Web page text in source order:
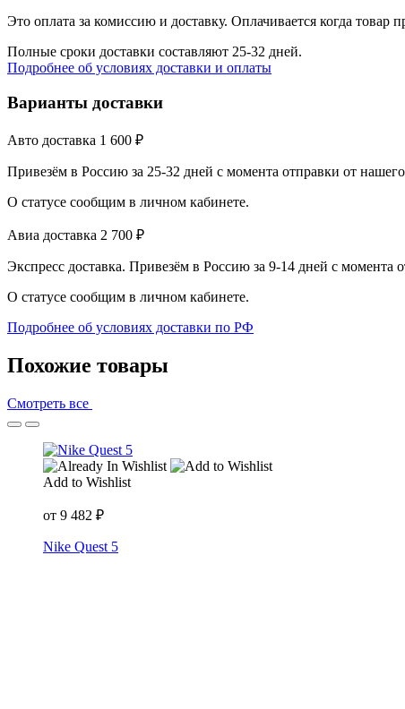
Это оплата за комиссию и доставку. Оплачивается когда товар
Полные сроки доставки составляют 25-32 дней.
Подробнее об условиях доставки и оплаты
Варианты доставки
Авто доставка 1 600 ₽
Привезём в Россию за 25-32 дней с момента отправки от
О статусе сообщим в личном кабинете.
Авиа доставка 2 700 ₽
Экспресс доставка. Привезём в Россию за 9-14 дней с
О статусе сообщим в личном кабинете.
Подробнее об условиях доставки по РФ
Похожие товары
Смотреть все
Add to Wishlist
от 9 482 ₽
Nike Quest 5